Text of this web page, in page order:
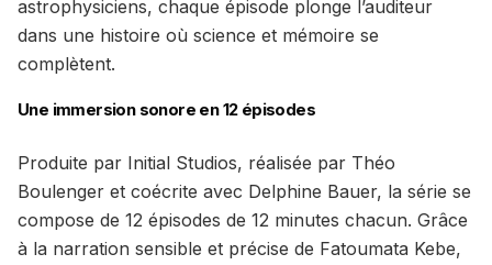
astrophysiciens, chaque épisode plonge l’auditeur
dans une histoire où science et mémoire se
complètent.
Une immersion sonore en 12 épisodes
Produite par Initial Studios, réalisée par Théo
Boulenger et coécrite avec Delphine Bauer, la série se
compose de 12 épisodes de 12 minutes chacun. Grâce
à la narration sensible et précise de Fatoumata Kebe,